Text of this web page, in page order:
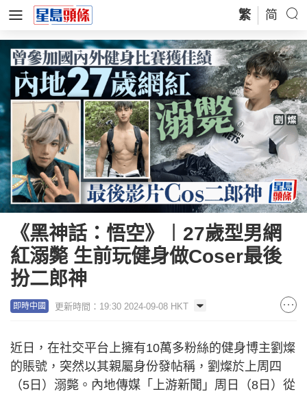
繁 简
《黑神話：悟空》︱27歲型男網
紅溺斃 生前玩健身做Coser最後
扮二郎神
即時中國 更新時間：19:30 2024-09-08 HKT
近日，在社交平台上擁有10萬多粉絲的健身博主劉燦
的賬號，突然以其親屬身份發帖稱，劉燦於上周四
（5日）溺斃。內地傳媒「上游新聞」周日（8日）從